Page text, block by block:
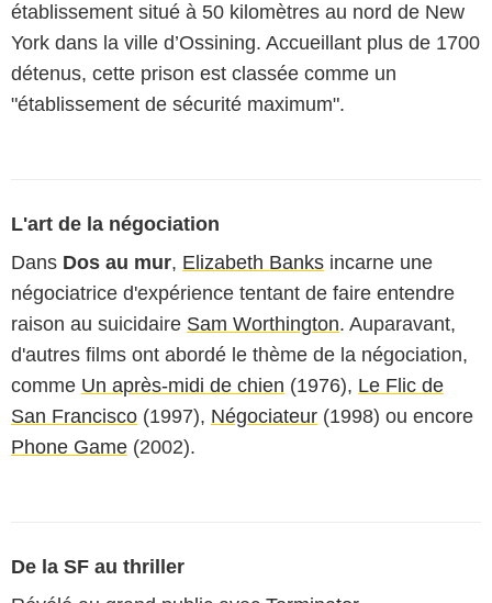
établissement situé à 50 kilomètres au nord de New
York dans la ville d’Ossining. Accueillant plus de 1700
détenus, cette prison est classée comme un
"établissement de sécurité maximum".
L'art de la négociation
Dans Dos au mur, Elizabeth Banks incarne une
négociatrice d'expérience tentant de faire entendre
raison au suicidaire Sam Worthington. Auparavant,
d'autres films ont abordé le thème de la négociation,
comme Un après-midi de chien (1976), Le Flic de
San Francisco (1997), Négociateur (1998) ou encore
Phone Game (2002).
De la SF au thriller